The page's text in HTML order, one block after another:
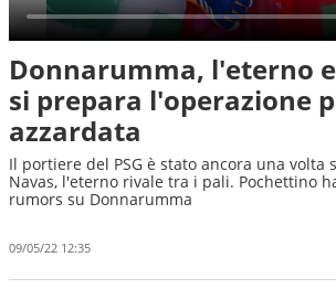
Donnarumma, l'eterno
si prepara l'operazione
azzardata
Il portiere del PSG è stato ancora una volta
Navas, l'eterno rivale tra i pali. Pochettino
rumors su Donnarumma
09/05/22 12:35